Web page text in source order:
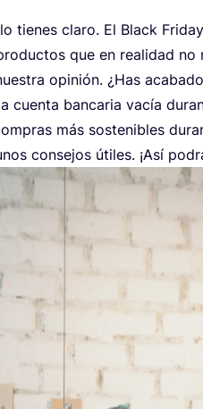
tie­nes cla­ro. El Black
que en reali­dad
opi­nión. ¿Has
cuen­ta ban­ca­ria vacía
más sos­te­ni­bles
con­se­jos úti­les. ¡Así